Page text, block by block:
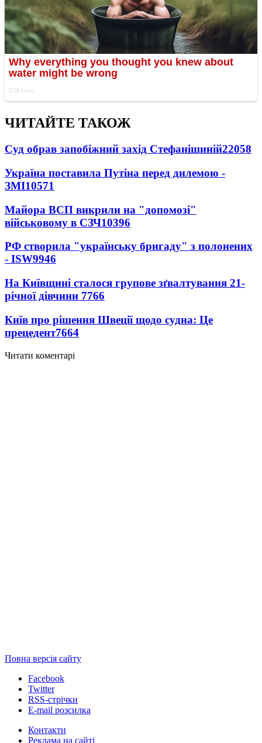
ЧИТАЙТЕ ТАКОЖ
Суд обрав запобіжний захід Стефанішиній22058
Україна поставила Путіна перед дилемою -
ЗМІ10571
Майора ВСП викрили на "допомозі"
військовому в СЗЧ10396
РФ створила "українську бригаду" з полонених
- ISW9946
На Київщині сталося групове зґвалтування 21-
річної дівчини 7766
Київ про рішення Швеції щодо судна: Це
прецедент7664
Читати коментарі
Повна версія сайту
Facebook
Twitter
RSS-стрічки
E-mail розсилка
Контакти
Реклама на сайті